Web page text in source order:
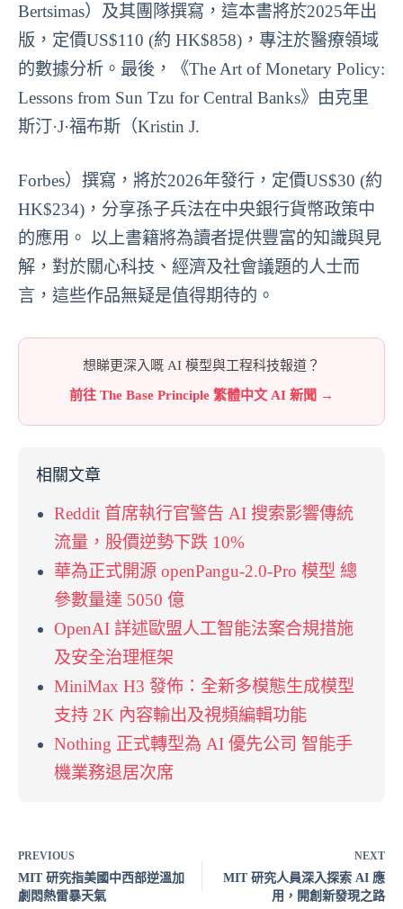
Bertsimas）及其團隊撰寫，這本書將於2025年出
版，定價US$110 (約 HK$858)，專注於醫療領域
的數據分析。最後，《The Art of Monetary Policy:
Lessons from Sun Tzu for Central Banks》由克里
斯汀·J·福布斯（Kristin J.
Forbes）撰寫，將於2026年發行，定價US$30 (約
HK$234)，分享孫子兵法在中央銀行貨幣政策中
的應用。 以上書籍將為讀者提供豐富的知識與見
解，對於關心科技、經濟及社會議題的人士而
言，這些作品無疑是值得期待的。
想睇更深入嘅 AI 模型與工程科技報道？
前往 The Base Principle 繁體中文 AI 新聞 →
相關文章
Reddit 首席執行官警告 AI 搜索影響傳統
流量，股價逆勢下跌 10%
華為正式開源 openPangu-2.0-Pro 模型 總
參數量達 5050 億
OpenAI 詳述歐盟人工智能法案合規措施
及安全治理框架
MiniMax H3 發佈：全新多模態生成模型
支持 2K 內容輸出及視頻編輯功能
Nothing 正式轉型為 AI 優先公司 智能手
機業務退居次席
PREVIOUS
MIT 研究指美國中西部逆溫加
劇悶熱雷暴天氣
NEXT
MIT 研究人員深入探索 AI 應
用，開創新發現之路